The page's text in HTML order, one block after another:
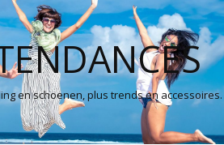
en schoenen, plus trends en accessoires.